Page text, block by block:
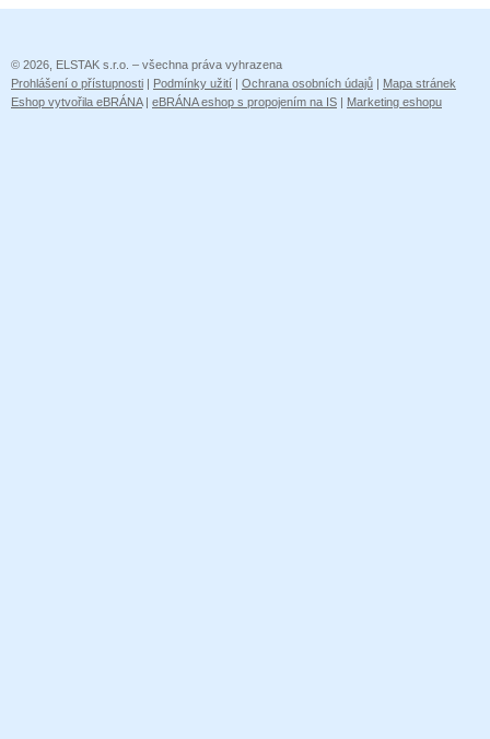
© 2026, ELSTAK s.r.o. – všechna práva vyhrazena
Prohlášení o přístupnosti | Podmínky užití | Ochrana osobních údajů | Mapa stránek
Eshop vytvořila eBRÁNA| eBRÁNA eshop s propojením na IS | Marketing eshopu